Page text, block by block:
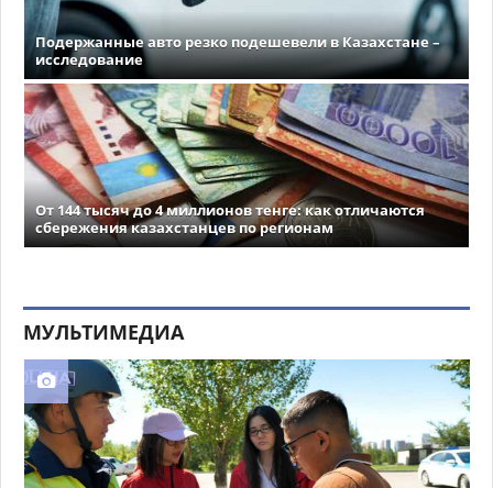
Подержанные авто резко подешевели в Казахстане –
исследование
От 144 тысяч до 4 миллионов тенге: как отличаются
сбережения казахстанцев по регионам
МУЛЬТИМЕДИА